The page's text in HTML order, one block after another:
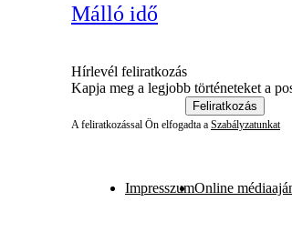
Málló idő
Hírlevél feliratkozás
Kapja meg a legjobb történeteket a
Feliratkozás
A feliratkozással Ön elfogadta a Szabályzatunkat
ImpresszumOnline